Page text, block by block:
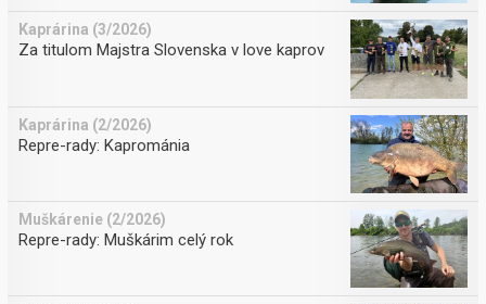
Kaprárina (3/2026)
Za titulom Majstra Slovenska v love kaprov
Kaprárina (2/2026)
Repre-rady: Kaprománia
Muškárenie (2/2026)
Repre-rady: Muškárim celý rok